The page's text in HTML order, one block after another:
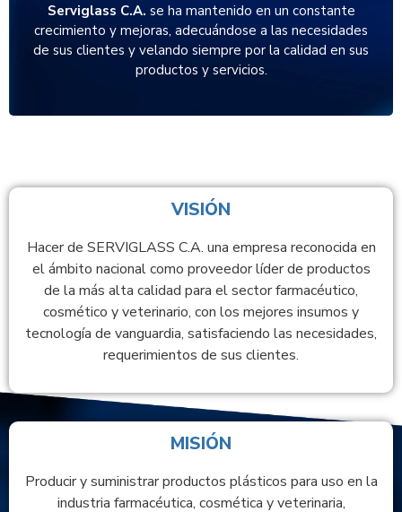
Serviglass C.A. se ha mantenido en un constante
crecimiento y mejoras, adecuándose a las necesidades
de sus clientes y velando siempre por la calidad en sus
productos y servicios.
VISIÓN
Hacer de SERVIGLASS C.A. una empresa reconocida en
el ámbito nacional como proveedor líder de productos
de la más alta calidad para el sector farmacéutico,
cosmético y veterinario, con los mejores insumos y
tecnología de vanguardia, satisfaciendo las necesidades,
requerimientos de sus clientes.
MISIÓN
Producir y suministrar productos plásticos para uso en la
industria farmacéutica, cosmética y veterinaria,